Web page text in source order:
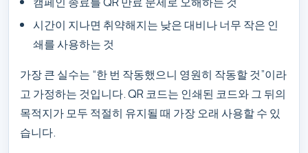
시간이 지나면 취약해지는 낮은 대비나 너무 작은 인
쇄를 사용하는 것
가장 큰 실수는 “한 번 작동했으니 영원히 작동할 것”이라
고 가정하는 것입니다. QR 코드는 인쇄된 코드와 그 뒤의
목적지가 모두 적절히 유지될 때 가장 오래 사용할 수 있
습니다.